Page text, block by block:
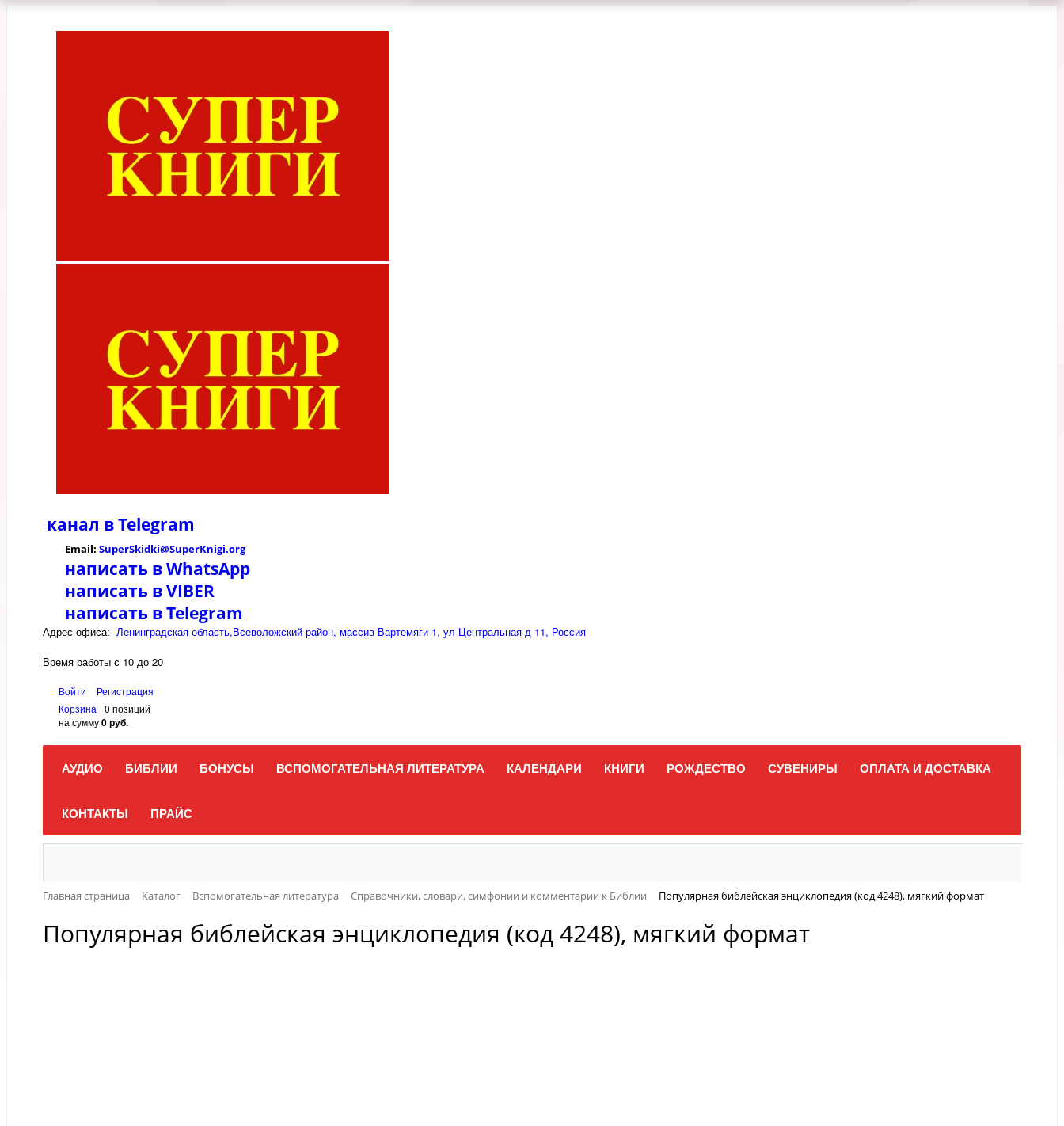
канал вTelegram
Email: SuperSkidki@SuperKnigi.org
написать в WhatsApp
написать в VIBER
написать в Telegram
Адрес офиса: Ленинградская область,Всеволожский район, массив Вартемяги-1, ул Центральная д 11, Россия
Время работы с 10 до 20
Войти
Регистрация
Корзина
0 позиций
на сумму0 руб.
АУДИО БИБЛИИ БОНУСЫ ВСПОМОГАТЕЛЬНАЯ ЛИТЕРАТУРА КАЛЕНДАРИ КНИГИ РОЖДЕСТВО СУВЕНИРЫ ОПЛАТА И ДОСТАВКА
КОНТАКТЫ ПРАЙС
Главная страница Каталог Вспомогательная литература Справочники, словари, симфонии и комментарии к Библии Популярная библейская энциклопедия (код 4248), мягкий формат
Популярная библейская энциклопедия (код 4248), мягкий формат